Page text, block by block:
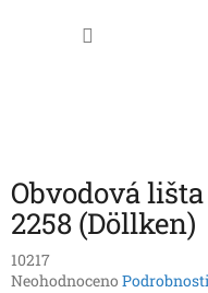
Obvodová
2258 (Döllken)
10217
Průměrné
Neohodnoceno